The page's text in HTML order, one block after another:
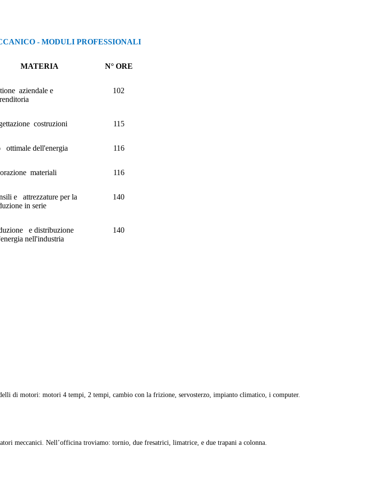
- MODULI PROFESSIONALI
MATERIA N° ORE
aziendale e
102
costruzioni 115
ottimale dell'energia 116
materiali 116
e attrezzature per la
in serie
140
e distribuzione
nell'industria
140
di motori: motori 4 tempi, 2 tempi, cambio con la frizione, servosterzo, impianto climatico, i computer.
meccanici. Nell’officina troviamo: tornio, due fresatrici, limatrice, e due trapani a colonna.